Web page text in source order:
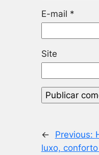
E-mail *
Site
← Previous:
luxo,